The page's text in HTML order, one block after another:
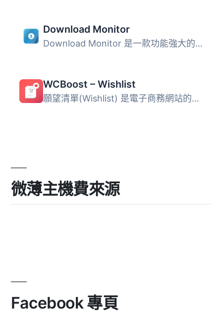
Download Monitor
Download Monitor 是一款功能強大的 WordPress 下載管理外掛...
WCBoost – Wishlist
願望清單(Wishlist) 是電子商務網站的重要功能。這些網站可從...
微薄主機費來源
Facebook 專頁